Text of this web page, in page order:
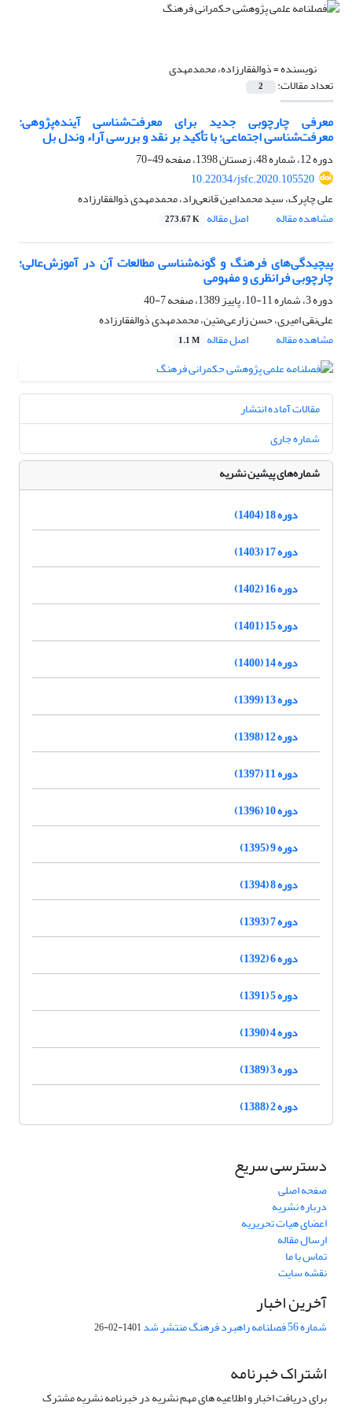
نویسنده =ذوالفقارزاده، محمدمهدی
تعداد مقالات: 2
معرفی چارچوبی جدید برای معرفت‌شناسی آینده‌پژوهی:
معرفت‌شناسی اجتماعی؛ با تأکید بر نقد و بررسی آراء وندل بل
دوره 12، شماره 48، زمستان 1398، صفحه
49-70
10.22034/jsfc.2020.105520
علی چاپرک، سید محمدامین قانعی‌راد، محمدمهدی ذوالفقارزاده
مشاهده مقاله
اصل مقاله 273.67 K
پیچیدگی‌‌های فرهنگ و گونه‌شناسی مطالعات آن در آموزش‌عالی؛
چارچوبی فرانظری و مفهومی
دوره 3، شماره 11-10، پاییز 1389، صفحه
7-40
علی‌نقی امیری، حسن زارعی‌‌متین، محمدمهدی ذوالفقارزاده
مشاهده مقاله
اصل مقاله 1.1 M
مقالات آماده انتشار
شماره جاری
شماره‌های پیشین نشریه
دوره 18 (1404)
دوره 17 (1403)
دوره 16 (1402)
دوره 15 (1401)
دوره 14 (1400)
دوره 13 (1399)
دوره 12 (1398)
دوره 11 (1397)
دوره 10 (1396)
دوره 9 (1395)
دوره 8 (1394)
دوره 7 (1393)
دوره 6 (1392)
دوره 5 (1391)
دوره 4 (1390)
دوره 3 (1389)
دوره 2 (1388)
دسترسی سریع
صفحه اصلی
درباره نشریه
اعضای هیات تحریریه
ارسال مقاله
تماس با ما
نقشه سایت
آخرین اخبار
شماره 56 فصلنامه راهبرد فرهنگ منتشر شد 1401-02-26
اشتراک خبرنامه
برای دریافت اخبار و اطلاعیه های مهم نشریه در خبرنامه نشریه مشترک